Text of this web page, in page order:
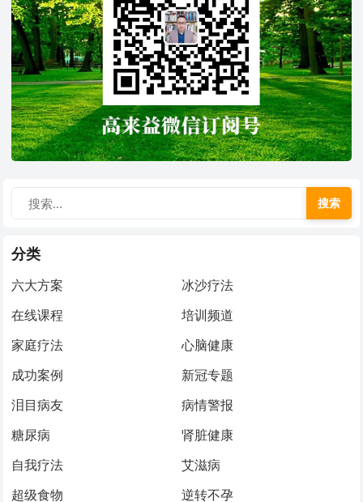
搜索
分类
六大方案
冰沙疗法
在线课程
培训频道
家庭疗法
心脑健康
成功案例
新冠专题
泪目病友
病情警报
糖尿病
肾脏健康
自我疗法
艾滋病
超级食物
逆转不孕